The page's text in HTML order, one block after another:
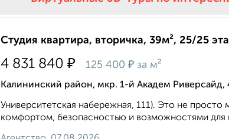
Студия квартира, вторичка, 39м², 25/25
4 831 840 ₽ 125 400 ₽ за м²
Калининский район, мкр. 1-й Академ
Университетская набережная, 111). Это не
комфортом, безопасностью и возможностями для